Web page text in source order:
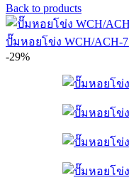
Back to products
ปั๊มหอยโข่ง WCH/ACH-
-29%